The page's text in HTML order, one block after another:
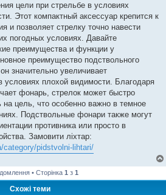
цели при стрельбе в условиях
Этот компактный аксессуар крепится к
и позволяет стрелку точно навести
погодных условиях. Давайте
преимущества и функции у
преимущество подствольного
значительно увеличивает
плохой видимости. Благодаря
фонарь, стрелок может быстро
на цель, что особенно важно в темное
Подствольные фонари также могут
противника или просто в
Замовити ліхтар:
category/pidstvolni-lihtari/
• Сторінка 1 з 1
Схожі теми